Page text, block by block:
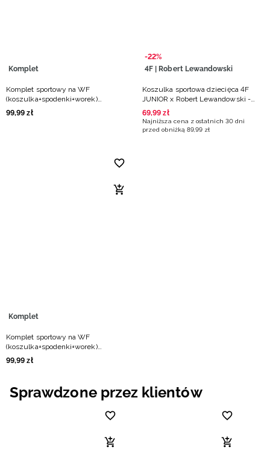
Komplet
Komplet sportowy na WF
(koszulka+spodenki+worek)
dziewczęcy - czarny
99,99 zł
-22%
4F | Robert Lewandowski
Koszulka sportowa dziecięca 4F
JUNIOR x Robert Lewandowski -
czarna
69,99 zł
Najniższa cena z ostatnich 30 dni
przed obniżką 89,99 zł
Komplet
Komplet sportowy na WF
(koszulka+spodenki+worek)
dziewczęcy - czarny
99,99 zł
Sprawdzone przez klientów